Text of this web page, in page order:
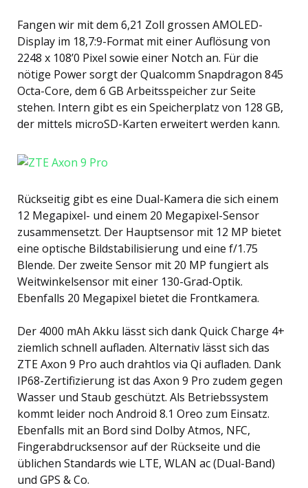
Fangen wir mit dem 6,21 Zoll grossen AMOLED-
Display im 18,7:9-Format mit einer Auflösung von
2248 x 108’0 Pixel sowie einer Notch an. Für die
nötige Power sorgt der Qualcomm Snapdragon 845
Octa-Core, dem 6 GB Arbeitsspeicher zur Seite
stehen. Intern gibt es ein Speicherplatz von 128 GB,
der mittels microSD-Karten erweitert werden kann.
Rückseitig gibt es eine Dual-Kamera die sich einem
12 Megapixel- und einem 20 Megapixel-Sensor
zusammensetzt. Der Hauptsensor mit 12 MP bietet
eine optische Bildstabilisierung und eine f/1.75
Blende. Der zweite Sensor mit 20 MP fungiert als
Weitwinkelsensor mit einer 130-Grad-Optik.
Ebenfalls 20 Megapixel bietet die Frontkamera.
Der 4000 mAh Akku lässt sich dank Quick Charge 4+
ziemlich schnell aufladen. Alternativ lässt sich das
ZTE Axon 9 Pro auch drahtlos via Qi aufladen. Dank
IP68-Zertifizierung ist das Axon 9 Pro zudem gegen
Wasser und Staub geschützt. Als Betriebssystem
kommt leider noch Android 8.1 Oreo zum Einsatz.
Ebenfalls mit an Bord sind Dolby Atmos, NFC,
Fingerabdrucksensor auf der Rückseite und die
üblichen Standards wie LTE, WLAN ac (Dual-Band)
und GPS & Co.